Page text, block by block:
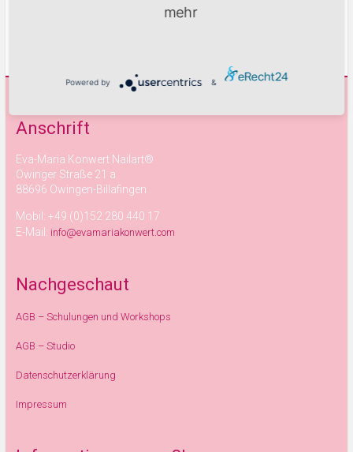
Anschrift
Eva-Maria Konwert Nailart®
Owinger Straße 21 a
88696 Owingen-Billafingen
Mobil: +49 (0)152 280 440 17
E-Mail: info@evamariakonwert.com
Nachgeschaut
AGB – Schulungen und Workshops
AGB – Studio
Datenschutzerklärung
Impressum
mehr
Powered by &